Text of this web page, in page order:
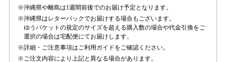
沖縄県や離島は1週間前後でのお届け予定となります。
沖縄県はレターパックでお届けする場合もございます。
ゆうパケットの規定のサイズを超える購入数の場合や代金引換をご
選択の場合は宅配便にてお届けします。
詳細・ご注意事項はご利用ガイドをご確認ください。
ご注文内容により上記と異なる場合があります。